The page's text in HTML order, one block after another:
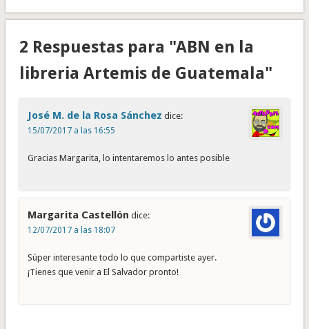
2 Respuestas para "ABN en la
libreria Artemis de Guatemala"
José M. de la Rosa Sánchez dice:
15/07/2017 a las 16:55
Gracias Margarita, lo intentaremos lo antes posible
Margarita Castellón dice:
12/07/2017 a las 18:07
Súper interesante todo lo que compartiste ayer.
¡Tienes que venir a El Salvador pronto!